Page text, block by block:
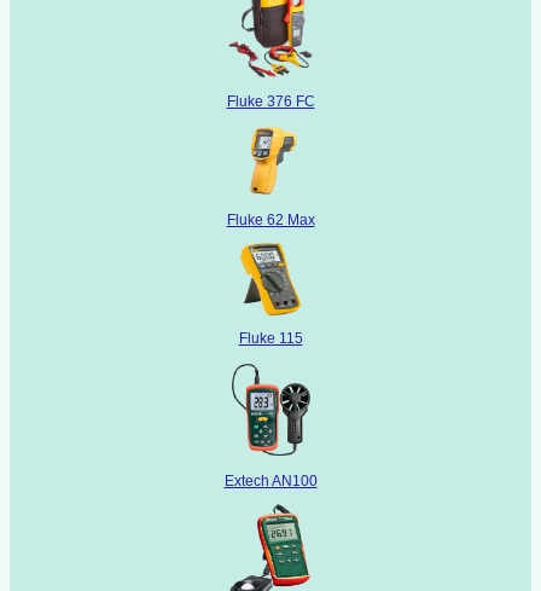
Fluke 376 FC
Fluke 62 Max
Fluke 115
Extech AN100